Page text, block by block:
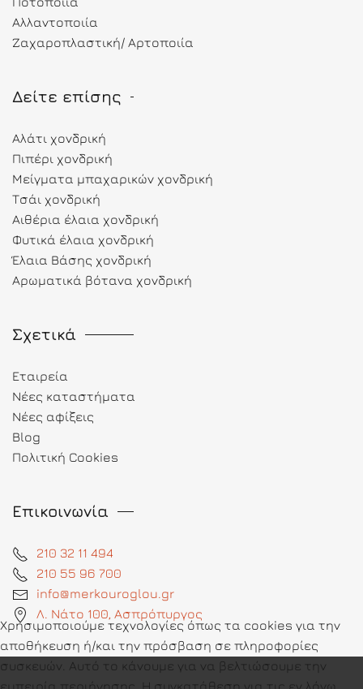
Αλλαντοποιία
Ζαχαροπλαστική/ Αρτοποιία
Δείτε επίσης
Αλάτι χονδρική
Πιπέρι χονδρική
Μείγματα μπαχαρικών χονδρική
Τσάι χονδρική
Αιθέρια έλαια χονδρική
Φυτικά έλαια χονδρική
Έλαια Βάσης χονδρική
Αρωματικά βότανα χονδρική
Σχετικά
Εταιρεία
Νέες καταστήματα
Νέες αφίξεις
Blog
Πολιτική Cookies
Επικοινωνία
210 32 11 494
210 55 96 700
info@merkouroglou.gr
Λ. Νάτο 100, Ασπρόπυργος
Χρησιμοποιούμε τεχνολογίες όπως τα cookies για την
αποθήκευση ή/και την πρόσβαση σε πληροφορίες
συσκευών. Αυτό το κάνουμε για να βελτιώσουμε την
εμπειρία περιήγησης. Η συγκατάθεση για τις εν λόγω